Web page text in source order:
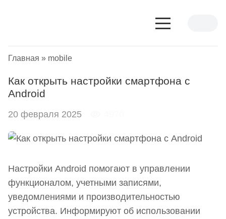
Главная » mobile
Как открыть настройки смартфона с
Android
20 февраля 2025
Настройки Android помогают в управлении
функционалом, учетными записями,
уведомлениями и производительностью
устройства. Информируют об использовании